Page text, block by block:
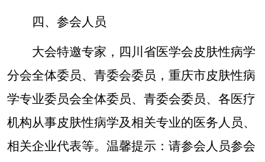
四、参会人员
大会特邀专家，四川省医学会皮肤性病学
分会全体委员、青委会委员，重庆市皮肤性病
学专业委员会全体委员、 青委会委员、各医疗
机构从事皮肤性病学及相关专业的医务人员、
相关企业代表等。温馨提示：请参会人员参会